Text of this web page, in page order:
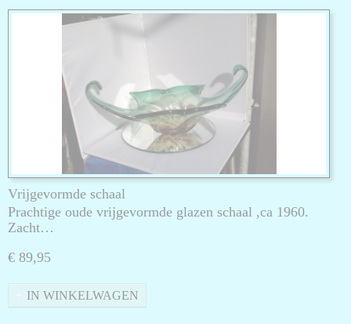
Vrijgevormde schaal
Prachtige oude vrijgevormde glazen schaal ,ca 1960.
Zacht…
€ 89,95
IN WINKELWAGEN